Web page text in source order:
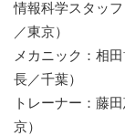
情報科学スタッ
／東京）
メカニック：相
長／千葉）
トレーナー：藤
京）